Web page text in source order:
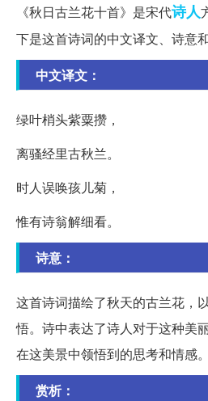
《秋日古兰花十首》是宋代诗人
下是这首诗词的中文译文、诗意
中文译文：
绿叶梢头紫粟攒，
离骚经里古秋兰。
时人误唤孩儿菊，
惟有诗翁解细看。
诗意：
这首诗词描绘了秋天的古兰花，
悟。诗中表达了诗人对于这种美
在这美景中领悟到的思考和情感。
赏析：